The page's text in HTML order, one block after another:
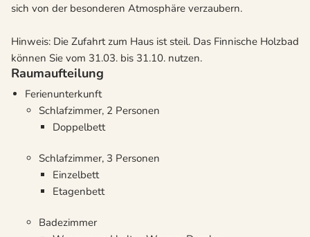
sich von der besonderen Atmosphäre verzaubern.
Hinweis: Die Zufahrt zum Haus ist steil. Das Finnische Holzbad
können Sie vom 31.03. bis 31.10. nutzen.
Raumaufteilung
Ferienunterkunft
Schlafzimmer, 2 Personen
Doppelbett
Schlafzimmer, 3 Personen
Einzelbett
Etagenbett
Badezimmer